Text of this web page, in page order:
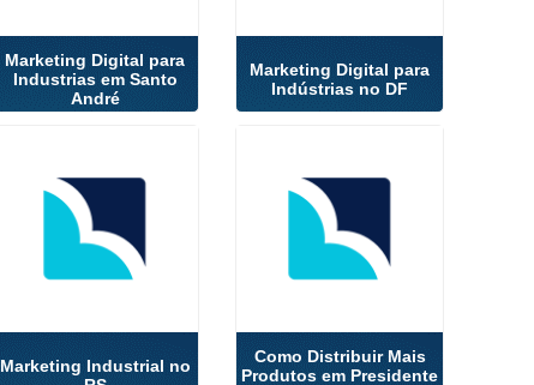
Marketing Digital para
Industrias em Santo
André
Marketing Digital para
Indústrias no DF
Marketing Industrial no
Como Distribuir Mais
Produtos em Presidente